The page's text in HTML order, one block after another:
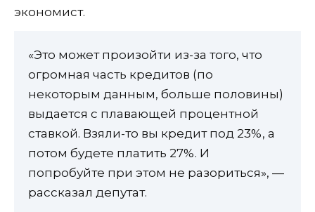
экономист.
«Это может произойти из-за того, что
огромная часть кредитов (по
некоторым данным, больше половины)
выдается с плавающей процентной
ставкой. Взяли-то вы кредит под 23%, а
потом будете платить 27%. И
попробуйте при этом не разориться», —
рассказал депутат.